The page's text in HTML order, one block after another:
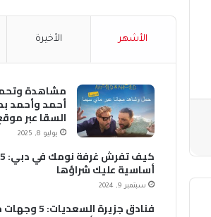
الأشهر الأخيرة
مشاهدة
أحمد وأحمد
السقا عبر
MyCima (وي سيما WeCima)
يوليو 8, 2025
أساسية عليك شراؤها
سبتمبر 9, 2024
فنادق جزيرة